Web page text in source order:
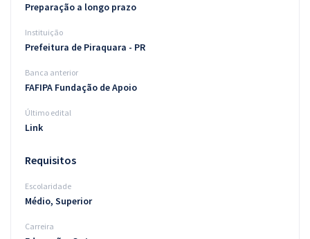
Blog
Aprovados
Atendimento
Preparação a longo prazo
Instituição
Prefeitura de Piraquara - PR
Banca anterior
FAFIPA Fundação de Apoio
Último edital
Link
Requisitos
Escolaridade
Médio, Superior
Carreira